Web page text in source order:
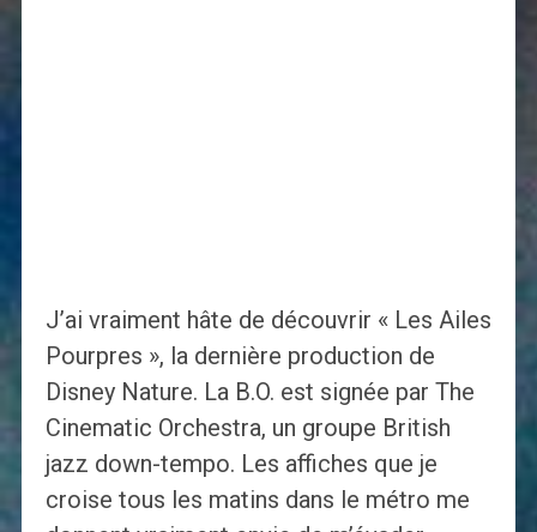
J’ai vraiment hâte de découvrir « Les Ailes
Pourpres », la dernière production de
Disney Nature. La B.O. est signée par The
Cinematic Orchestra, un groupe British
jazz down-tempo. Les affiches que je
croise tous les matins dans le métro me